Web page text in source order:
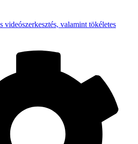
videószerkesztés, valamint tökéletes